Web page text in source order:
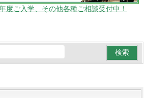
度ご入学、その他各種ご相談受付中！